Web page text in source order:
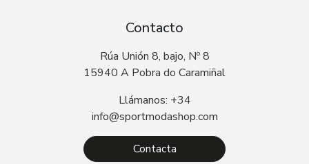
Contacto
Rúa Unión 8, bajo, Nº 8
15940 A Pobra do Caramiñal
Llámanos: +34
info@sportmodashop.com
Contacta